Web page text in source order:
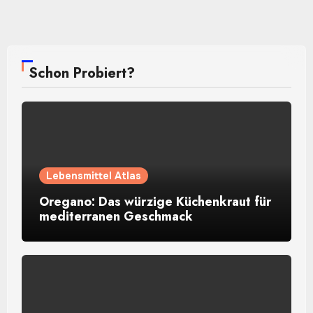
Schon Probiert?
Lebensmittel Atlas
Oregano: Das würzige Küchenkraut für
mediterranen Geschmack